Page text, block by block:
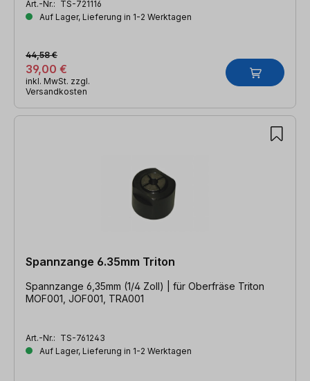
Art.-Nr.: TS-721116
Auf Lager, Lieferung in 1-2 Werktagen
39,00 €
44,58 €
inkl. MwSt. zzgl.
Versandkosten
Spannzange 6.35mm Triton
Spannzange 6,35mm (1/4 Zoll) | für Oberfräse Triton
MOF001, JOF001, TRA001
Art.-Nr.: TS-761243
Auf Lager, Lieferung in 1-2 Werktagen